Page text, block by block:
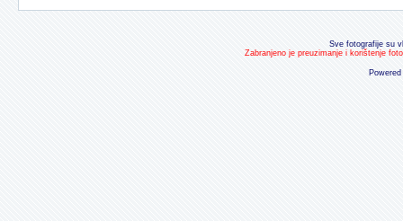
Sve fotografije su
Zabranjeno je preuzimanje i korištenje